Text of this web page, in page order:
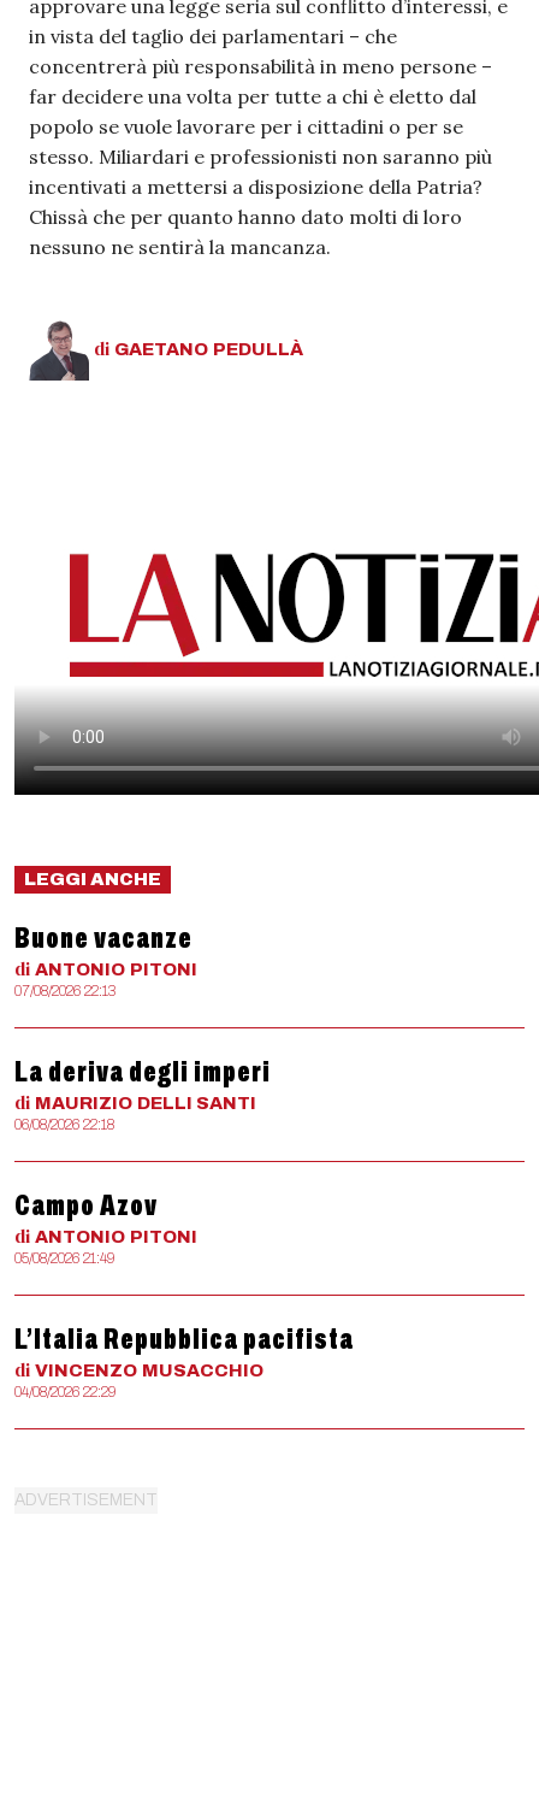
approvare una legge seria sul conflitto d’interessi, e
in vista del taglio dei parlamentari – che
concentrerà più responsabilità in meno persone –
far decidere una volta per tutte a chi è eletto dal
popolo se vuole lavorare per i cittadini o per se
stesso. Miliardari e professionisti non saranno più
incentivati a mettersi a disposizione della Patria?
Chissà che per quanto hanno dato molti di loro
nessuno ne sentirà la mancanza.
di GAETANO PEDULLÀ
LEGGI ANCHE
Buone vacanze
di ANTONIO PITONI
07/08/2026 22:13
La deriva degli imperi
di MAURIZIO DELLI SANTI
06/08/2026 22:18
Campo Azov
di ANTONIO PITONI
05/08/2026 21:49
L’Italia Repubblica pacifista
di VINCENZO MUSACCHIO
04/08/2026 22:29